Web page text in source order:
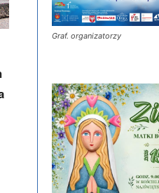
Graf. organizatorzy